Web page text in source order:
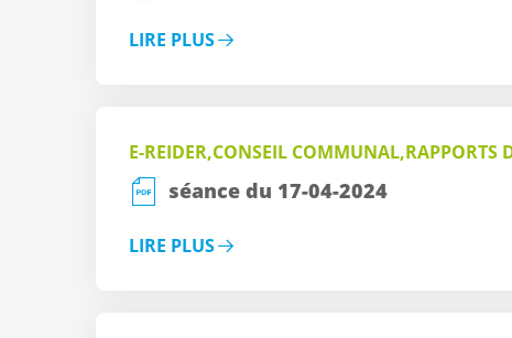
LIRE PLUS
E-REIDER,CONSEIL COMMUNAL,RAPPORTS
séance du 17-04-2024
LIRE PLUS